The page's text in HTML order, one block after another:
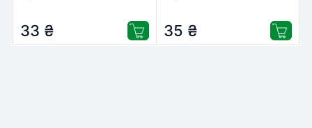
33 ₴ 35 ₴